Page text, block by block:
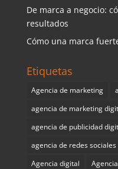
De marca a negocio:
resultados
Cómo una marca
Etiquetas
Agencia de marketing
agencia de marketing
agencia de publicidad
agencia de redes sociales
Agencia digital